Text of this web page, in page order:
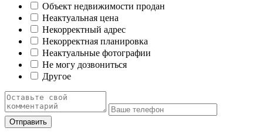
Объект недвижимости продан
Неактуальная цена
Некорректный адрес
Некорректная планировка
Неактуальные фотографии
Не могу дозвониться
Другое
Отправить